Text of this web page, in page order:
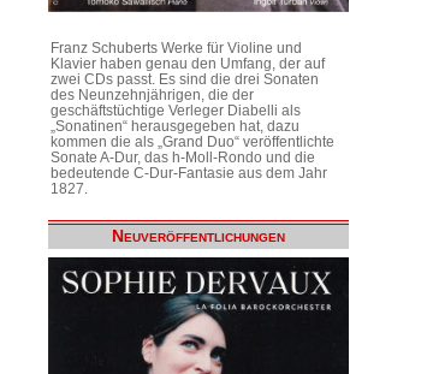
Franz Schuberts Werke für Violine und
Klavier haben genau den Umfang, der auf
zwei CDs passt. Es sind die drei Sonaten
des Neunzehnjährigen, die der
geschäftstüchtige Verleger Diabelli als
„Sonatinen“ herausgegeben hat, dazu
kommen die als „Grand Duo“ veröffentlichte
Sonate A-Dur, das h-Moll-Rondo und die
bedeutende C-Dur-Fantasie aus dem Jahr
1827.
Neuveröffentlichungen